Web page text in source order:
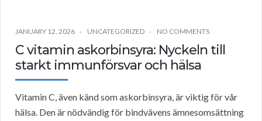
JANUARY 12, 2026 UNCATEGORIZED NO COMMENTS
C vitamin askorbinsyra: Nyckeln till
starkt immunförsvar och hälsa
Vitamin C, även känd som askorbinsyra, är viktig för vår
hälsa. Den är nödvändig för bindvävens ämnesomsättning